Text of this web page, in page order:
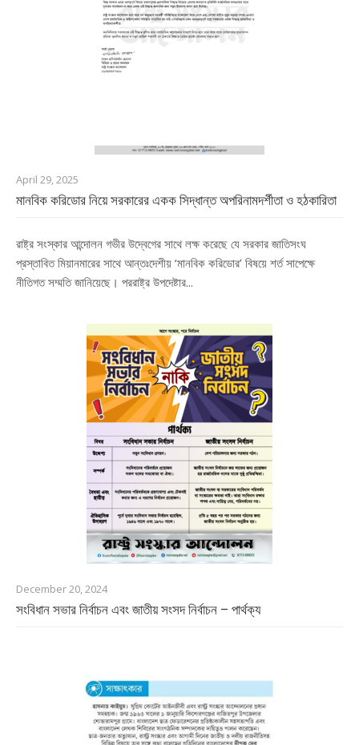
April 29, 2025
মানবিক করিডোর নিয়ে সরকারের একক সিদ্ধান্ত অপরিনামদর্শীতা ও হঠকারিতা
রাষ্ট্র সংস্কার আন্দোলন গভীর উদ্বেগের সাথে লক্ষ করেছে যে সরকার জাতিসংঘ
প্রস্তাবিত মিয়ানমারের সাথে আন্তঃদেশীয় ‘মানবিক করিডোর’ বিষয়ে শর্ত সাপেক্ষে
নীতিগত সম্মতি জানিয়েছে। পররাষ্ট্র উপদেষ্টার...
December 20, 2024
সংবিধান সভার নির্বাচন এবং জাতীয় সংসদ নির্বাচন – পার্থক্য